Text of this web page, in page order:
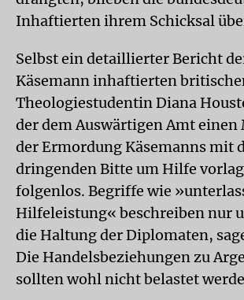
Inhaftierten ihrem Schicksal
Selbst ein detaillierter Bericht
Käsemann inhaftierten
Theologiestudentin Diana
der dem Auswärtigen Amt einen
der Ermordung Käsemanns mit
dringenden Bitte um Hilfe
folgenlos. Begriffe wie
Hilfeleistung« beschreiben nur
die Haltung der Diplomaten,
Die Handelsbeziehungen zu
sollten wohl nicht belastet